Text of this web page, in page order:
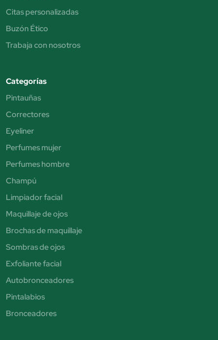
Citas personalizadas
Buzón Ético
Trabaja con nosotros
Categorías
Pintauñas
Correctores
Eyeliner
Perfumes mujer
Perfumes hombre
Champú
Limpiador facial
Maquillaje de ojos
Brochas de maquillaje
Sombras de ojos
Exfoliante facial
Autobronceadores
Pintalabios
Bronceadores